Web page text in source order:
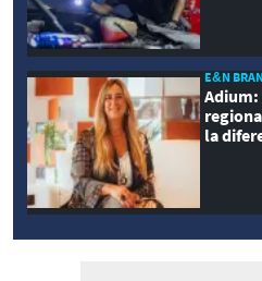
E&N
Adium:
la